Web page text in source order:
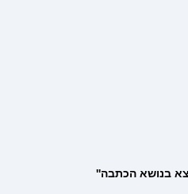
בנושא הכתבה''